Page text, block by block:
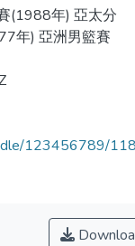
(1988年) 亞太分
年) 亞洲男籃賽
123456789/